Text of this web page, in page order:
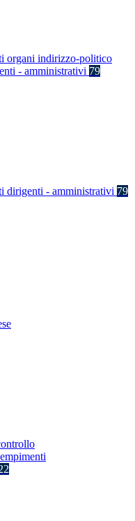
organi indirizzo-politico
- amministrativi 79
dirigenti - amministrativi 79